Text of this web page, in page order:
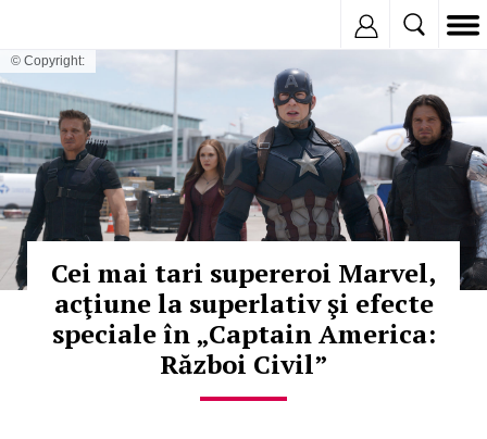
© Copyright:
Cei mai tari supereroi Marvel,
acţiune la superlativ şi efecte
speciale în „Captain America:
Război Civil”